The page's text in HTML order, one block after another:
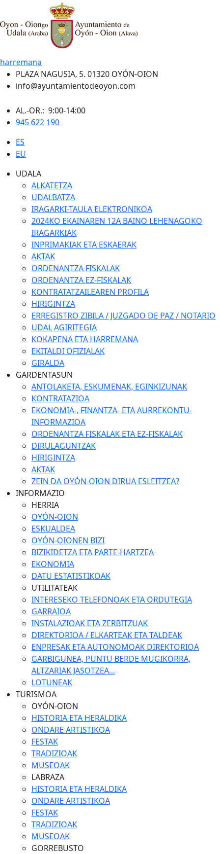
harremana
PLAZA NAGUSIA, 5. 01320 OYÓN-OION
info@ayuntamientodeoyon.com
AL.-OR.: 9:00-14:00
945 622 190
ES
EU
UDALA
ALKATETZA
UDALBATZA
IRAGARKI-TAULA ELEKTRONIKOA
2024KO EKAINAREN 12A BAINO LEHENAGOKO
IRAGARKIAK
INPRIMAKIAK ETA ESKAERAK
AKTAK
ORDENANTZA FISKALAK
ORDENANTZA EZ-FISKALAK
KONTRATATZAILEAREN PROFILA
HIRIGINTZA
ERREGISTRO ZIBILA / JUZGADO DE PAZ / NOTARIO
UDAL AGIRITEGIA
KOKAPENA ETA HARREMANA
EKITALDI OFIZIALAK
GIRALDA
GARDENTASUN
ANTOLAKETA, ESKUMENAK, EGINKIZUNAK
KONTRATAZIOA
EKONOMIA-, FINANTZA- ETA AURREKONTU-
INFORMAZIOA
ORDENANTZA FISKALAK ETA EZ-FISKALAK
DIRULAGUNTZAK
HIRIGINTZA
AKTAK
ZEIN DA OYÓN-OION DIRUA ESLEITZEA?
INFORMAZIO
HERRIA
OYÓN-OION
ESKUALDEA
OYÓN-OIONEN BIZI
BIZIKIDETZA ETA PARTE-HARTZEA
EKONOMIA
DATU ESTATISTIKOAK
UTILITATEAK
INTERESEKO TELEFONOAK ETA ORDUTEGIA
GARRAIOA
INSTALAZIOAK ETA ZERBITZUAK
DIREKTORIOA / ELKARTEAK ETA TALDEAK
ENPRESAK ETA AUTONOMOAK DIREKTORIOA
GARBIGUNEA, PUNTU BERDE MUGIKORRA,
ALTZARIAK JASOTZEA...
LOTUNEAK
TURISMOA
OYÓN-OION
HISTORIA ETA HERALDIKA
ONDARE ARTISTIKOA
FESTAK
TRADIZIOAK
MUSEOAK
LABRAZA
HISTORIA ETA HERALDIKA
ONDARE ARTISTIKOA
FESTAK
TRADIZIOAK
MUSEOAK
GORREBUSTO